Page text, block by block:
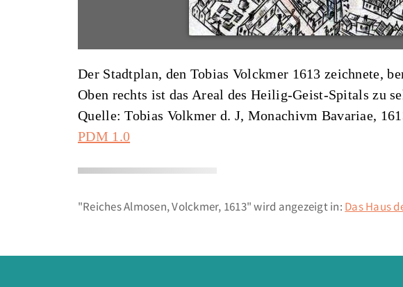
Der Stadtplan, den Tobias Volckmer 1613 zeichnete,
Oben rechts ist das Areal des Heilig-Geist-Spitals zu
Quelle: Tobias Volkmer d. J, Monachivm Bavariae,
PDM 1.0
"Reiches Almosen, Volckmer, 1613" wird angezeigt in: Das Haus